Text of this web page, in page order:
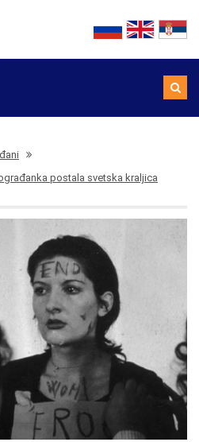
postala svetska kraljica